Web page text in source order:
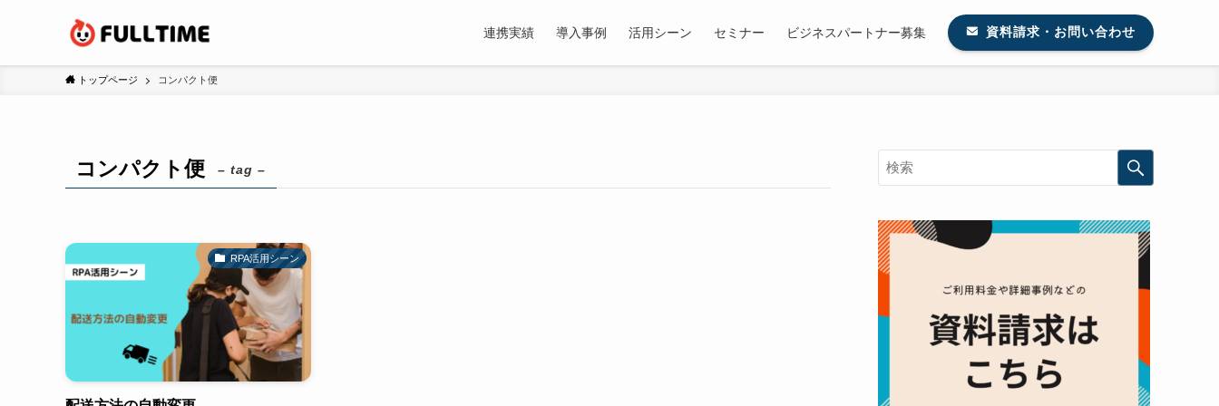
連携実績 導入事例 活用シーン セミナー ビジネスパートナー募集 資料請求・お問い合わせ
トップページ コンパクト便
コンパクト便 – tag –
RPA活用シーン